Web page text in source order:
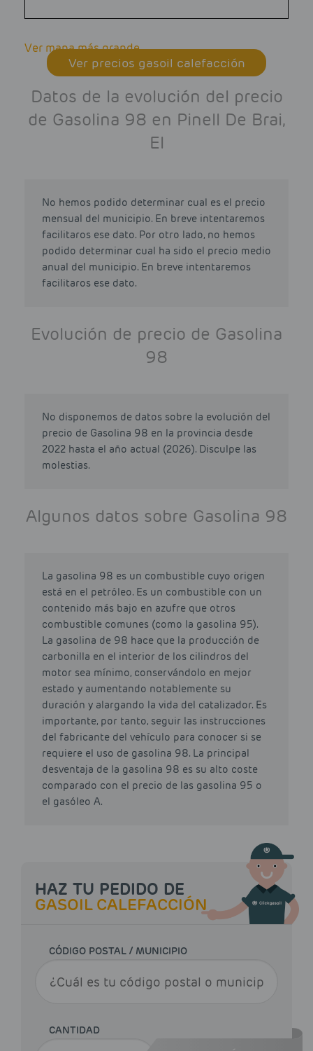
Ver mapa más grande
Ver precios gasoil calefacción
Datos de la evolución del precio
de Gasolina 98 en Pinell De Brai,
El
No hemos podido determinar cual es el precio
mensual del municipio. En breve intentaremos
facilitaros ese dato. Por otro lado, no hemos
podido determinar cual ha sido el precio medio
anual del municipio. En breve intentaremos
facilitaros ese dato.
Evolución de precio de Gasolina
98
No disponemos de datos sobre la evolución del
precio de Gasolina 98 en la provincia desde
2022 hasta el año actual (2026). Disculpe las
molestias.
Algunos datos sobre Gasolina 98
La gasolina 98 es un combustible cuyo origen
está en el petróleo. Es un combustible con un
contenido más bajo en azufre que otros
combustible comunes (como la gasolina 95).
La gasolina de 98 hace que la producción de
carbonilla en el interior de los cilindros del
motor sea mínimo, conservándolo en mejor
estado y aumentando notablemente su
duración y alargando la vida del catalizador. Es
importante, por tanto, seguir las instrucciones
del fabricante del vehículo para conocer si se
requiere el uso de gasolina 98. La principal
desventaja de la gasolina 98 es su alto coste
comparado con el precio de las gasolina 95 o
el gasóleo A.
HAZ TU PEDIDO DE
GASOIL CALEFACCIÓN
CÓDIGO POSTAL / MUNICIPIO
CANTIDAD